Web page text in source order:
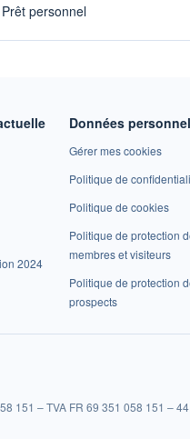
Prêt personnel
2024
Données
Gérer mes cookies
Politique de
Politique de cookies
Politique de protection
membres et visiteurs
Politique de protection
prospects
151 – TVA FR 69 351 058 151 –